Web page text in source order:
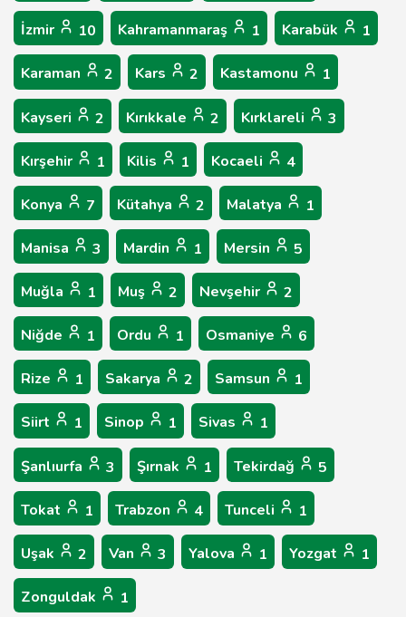
İzmir 10 Kahramanmaraş 1 Karabük 1
Karaman 2 Kars 2 Kastamonu 1
Kayseri 2 Kırıkkale 2 Kırklareli 3
Kırşehir 1 Kilis 1 Kocaeli 4
Konya 7 Kütahya 2 Malatya 1
Manisa 3 Mardin 1 Mersin 5
Muğla 1 Muş 2 Nevşehir 2
Niğde 1 Ordu 1 Osmaniye 6
Rize 1 Sakarya 2 Samsun 1
Siirt 1 Sinop 1 Sivas 1
Şanlıurfa 3 Şırnak 1 Tekirdağ 5
Tokat 1 Trabzon 4 Tunceli 1
Uşak 2 Van 3 Yalova 1 Yozgat 1
Zonguldak 1